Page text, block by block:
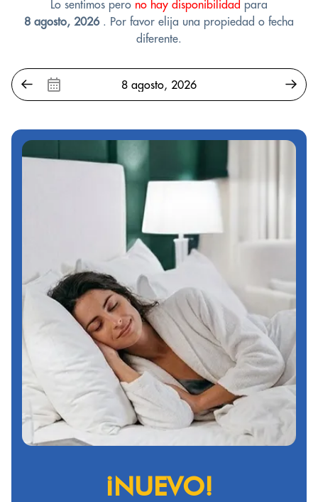
Lo sentimos pero no hay disponibilidad para
8 agosto, 2026. Por favor elija una propiedad o fecha
diferente.
¡NUEVO!